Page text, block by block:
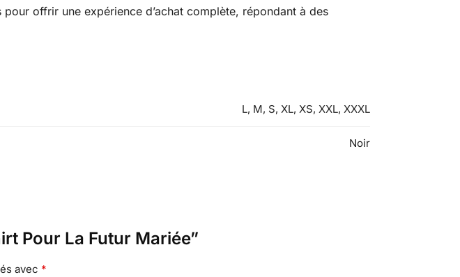
offrir une expérience d’achat complète, répondant à des
L, M, S, XL, XS, XXL, XXXL
Noir
Pour La Futur Mariée”
avec *